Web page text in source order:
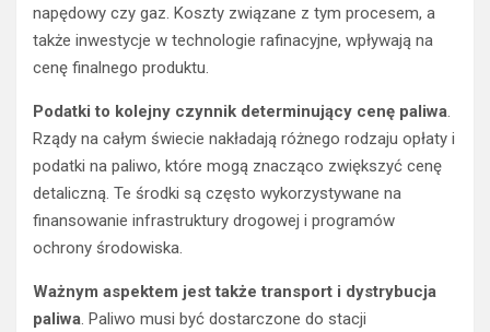
napędowy czy gaz. Koszty związane z tym procesem, a
także inwestycje w technologie rafinacyjne, wpływają na
cenę finalnego produktu.
Podatki to kolejny czynnik determinujący cenę paliwa.
Rządy na całym świecie nakładają różnego rodzaju opłaty i
podatki na paliwo, które mogą znacząco zwiększyć cenę
detaliczną. Te środki są często wykorzystywane na
finansowanie infrastruktury drogowej i programów
ochrony środowiska.
Ważnym aspektem jest także transport i dystrybucja
paliwa. Paliwo musi być dostarczone do stacji